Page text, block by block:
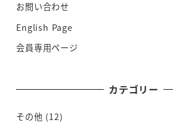
お問い合わせ
English Page
会員専用ページ
カテゴリー
その他 (12)